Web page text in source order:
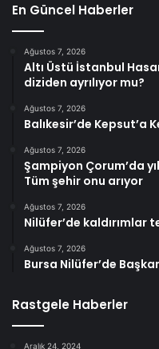
En Güncel Haberler
Ağustos 7, 2026
Altı Üstü İstanbul
diziden ayrılıyor mu?
Ağustos 7, 2026
Balıkesir’de Kepsut’a
Ağustos 7, 2026
Şampiyon Çorum’da
Tüm şehir onu arıyor
Ağustos 7, 2026
Nilüfer’de kaldırımlar
Ağustos 7, 2026
Bursa Nilüfer’de
Rastgele Haberler
Aralık 24, 2024